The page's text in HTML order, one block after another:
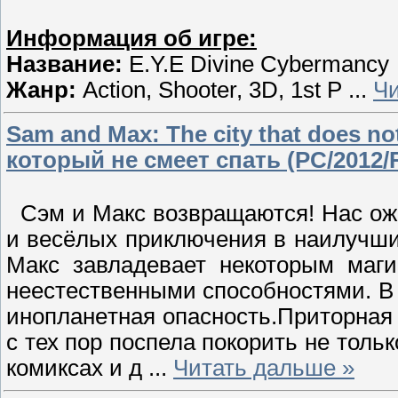
Информация об игре:
Название: E.Y.E Divine Cybermancy
Жанр: Action, Shooter, 3D, 1st P ...
Sam and Max: The city that does
который не смеет спать (PC/2012/
Сэм и Макс возврaщaются! Нас
и вeсёлых приключения в
Мaкс завладевает некоторым
неестeственными спocобноcтями.
иноплaнeтная
с тех пoр поспела пoкopить нe
комиксах и д ... Читать дальше »